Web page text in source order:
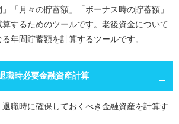
「月々の貯蓄額」「ボーナス時の貯蓄額」
するためのツールです。老後資金について
年間貯蓄額を計算するツールです。
職時必要金融資産計算
職時に確保しておくべき金融資産を計算す